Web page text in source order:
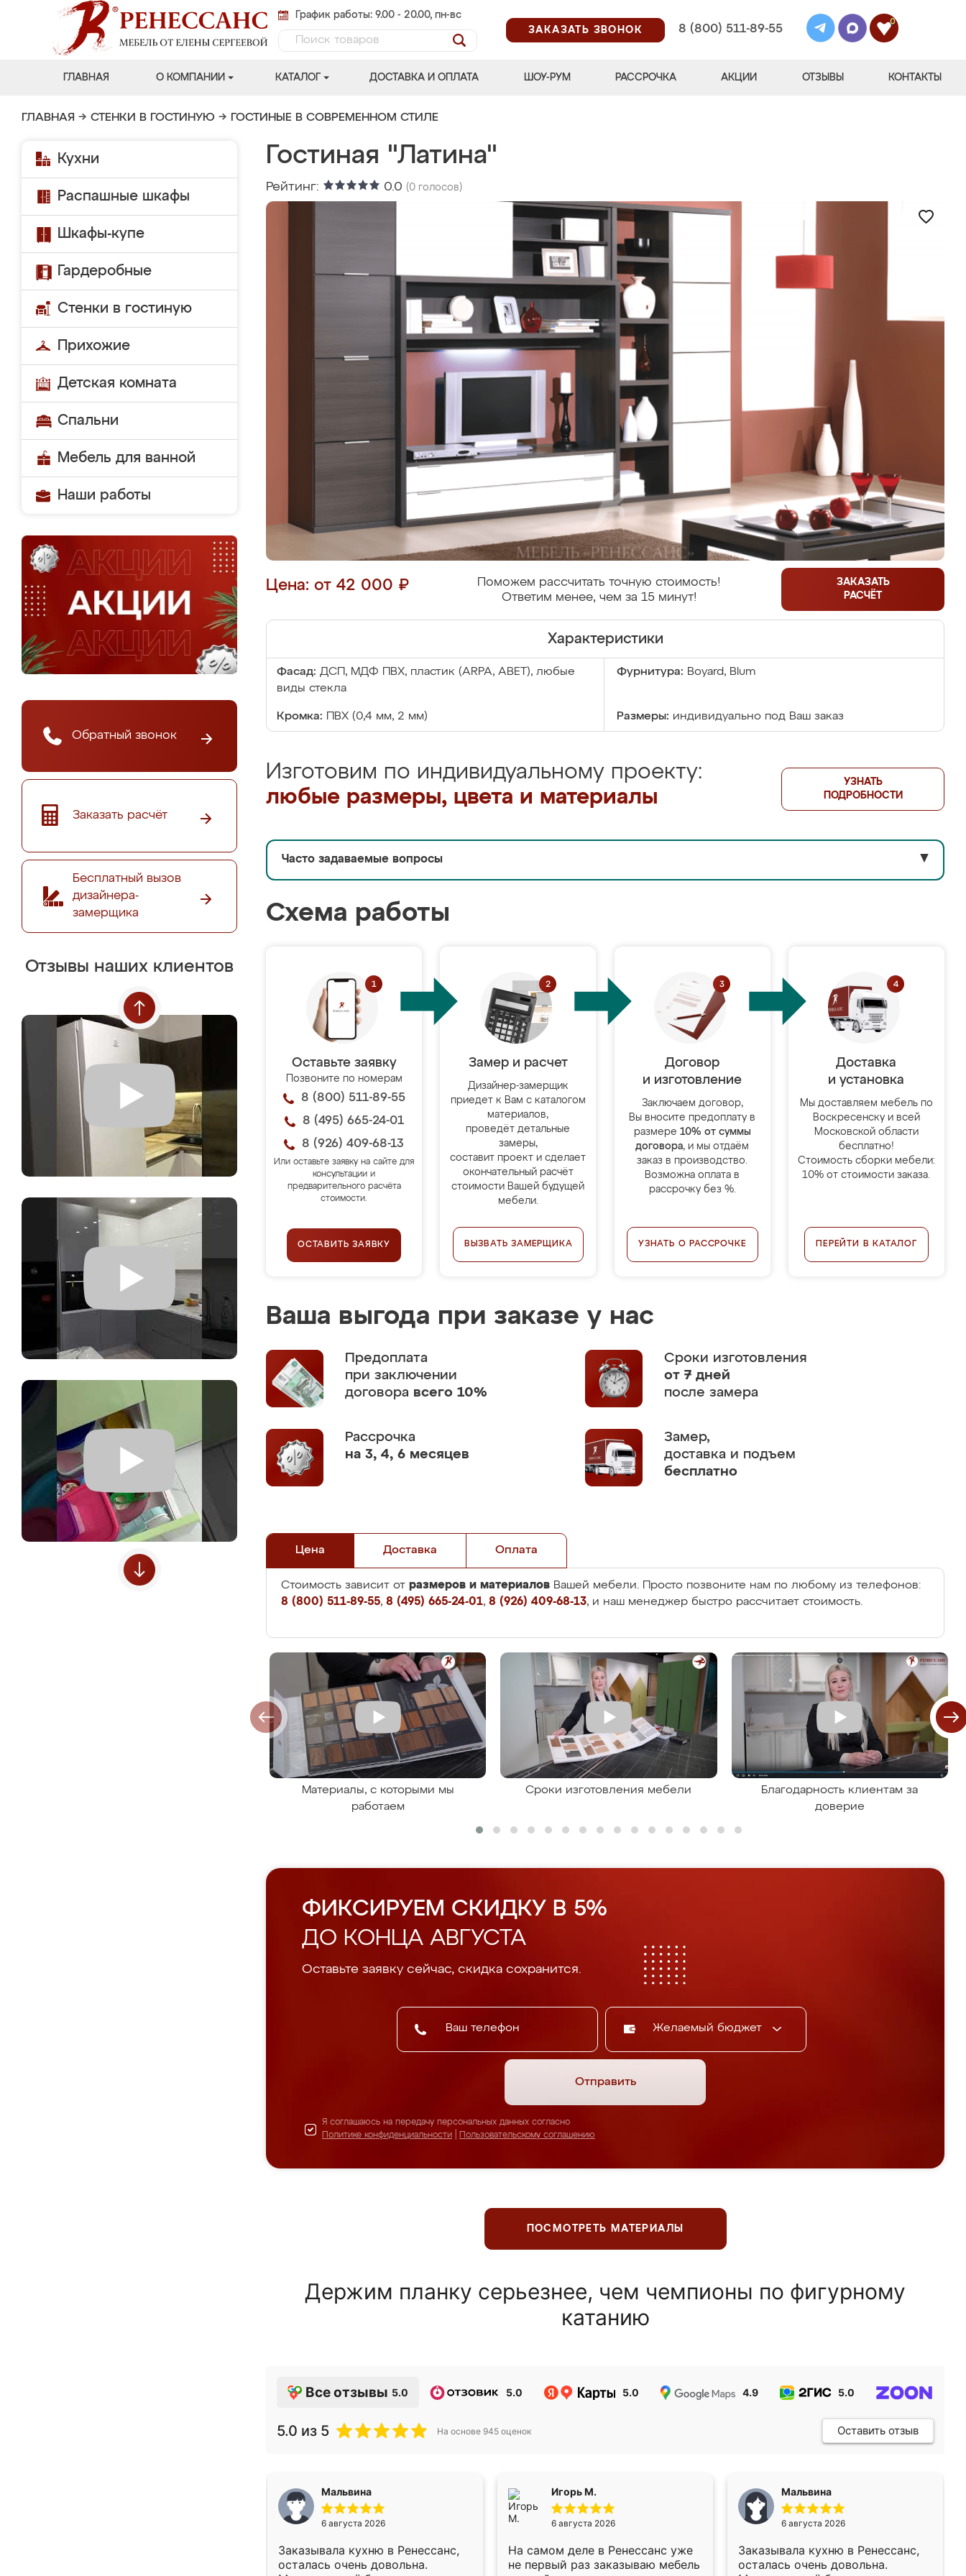
График работы: 9.00 - 20.00, пн-вс
ЗАКАЗАТЬ ЗВОНОК
8 (800) 511-89-55
0
ГЛАВНАЯ О КОМПАНИИ КАТАЛОГ ДОСТАВКА И ОПЛАТА ШОУ-РУМ РАССРОЧКА АКЦИИ ОТЗЫВЫ КОНТАКТЫ
ГЛАВНАЯ → СТЕНКИ В ГОСТИНУЮ → ГОСТИНЫЕ В СОВРЕМЕННОМ СТИЛЕ
Кухни
Распашные шкафы
Шкафы-купе
Гардеробные
Стенки в гостиную
Прихожие
Детская комната
Спальни
Мебель для ванной
Наши работы
Обратный звонок
Заказать расчёт
Бесплатный вызов
дизайнера-
замерщика
Отзывы наших клиентов
Гостиная "Латина"
Рейтинг: 0.0 (0 голосов)
Цена: от 42 000 ₽
Поможем рассчитать точную стоимость!
Ответим менее, чем за 15 минут!
ЗАКАЗАТЬ
РАСЧЁТ
Характеристики
Фасад: ДСП, МДФ ПВХ, пластик (ARPA, ABET), любые
виды стекла
Фурнитура: Boyard, Blum
Кромка: ПВХ (0,4 мм, 2 мм) Размеры: индивидуально под Ваш заказ
Изготовим по индивидуальному проекту:
любые размеры, цвета и материалы
УЗНАТЬ
ПОДРОБНОСТИ
Часто задаваемые вопросы ▼
Схема работы
Оставьте заявку
Позвоните по номерам
8 (800) 511-89-55
8 (495) 665-24-01
8 (926) 409-68-13
Или оставьте заявку на сайте для
консультации и
предварительного расчёта
стоимости.
ОСТАВИТЬ ЗАЯВКУ
Замер и расчет
Дизайнер-замерщик
приедет к Вам с каталогом
материалов,
проведёт детальные
замеры,
составит проект и сделает
окончательный расчёт
стоимости Вашей будущей
мебели.
ВЫЗВАТЬ ЗАМЕРЩИКА
Договор
и изготовление
Заключаем договор,
Вы вносите предоплату в
размере 10% от суммы
договора, и мы отдаём
заказ в производство.
Возможна оплата в
рассрочку без %.
УЗНАТЬ О РАССРОЧКЕ
Доставка
и установка
Мы доставляем мебель по
Воскресенску и всей
Московской области
бесплатно!
Стоимость сборки мебели:
10% от стоимости заказа.
ПЕРЕЙТИ В КАТАЛОГ
Ваша выгода при заказе у нас
Предоплата
при заключении
договора всего 10%
Сроки изготовления
от 7 дней
после замера
Рассрочка
на 3, 4, 6 месяцев
Замер,
доставка и подъем
бесплатно
Цена Доставка Оплата
Стоимость зависит от размеров и материалов Вашей мебели. Просто позвоните нам по любому из телефонов:
8 (800) 511-89-55, 8 (495) 665-24-01, 8 (926) 409-68-13, и наш менеджер быстро рассчитает стоимость.
Материалы, с которыми мы
работаем
Сроки изготовления мебели
Благодарность клиентам за
доверие
ФИКСИРУЕМ СКИДКУ В 5%
ДО КОНЦА АВГУСТА
Оставьте заявку сейчас, скидка сохранится.
Желаемый бюджет
Отправить
Я соглашаюсь на передачу персональных данных согласно
Политике конфиденциальности
Пользовательскому соглашению
ПОСМОТРЕТЬ МАТЕРИАЛЫ
Держим планку серьезнее, чем чемпионы по фигурному
катанию
Все отзывы 5.0 5.0 5.0 4.9 5.0
5.0 из 5 На основе 945 оценок Оставить отзыв
Мальвина
6 августа 2026
Заказывала кухню в Ренессанс,
осталась очень довольна.
Игорь М.
6 августа 2026
На самом деле в Ренессанс уже
не первый раз заказываю мебель
Мальвина
6 августа 2026
Заказывала кухню в Ренессанс,
осталась очень довольна.